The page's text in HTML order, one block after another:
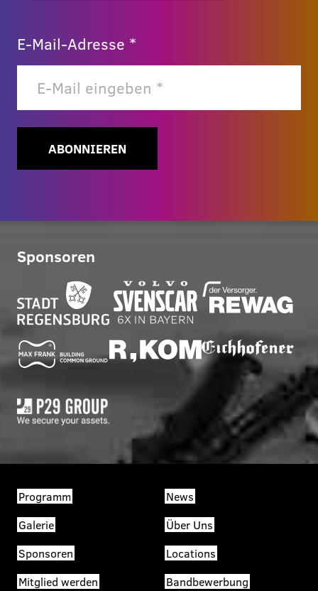
E-Mail-Adresse *
ABONNIEREN
Sponsoren
Programm
News
Galerie
Über Uns
Sponsoren
Locations
Mitglied werden
Bandbewerbung